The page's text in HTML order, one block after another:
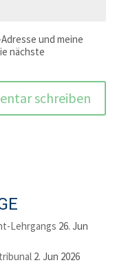
und meine
nächste
Lehrgangs 26. Jun
2. Jun 2026